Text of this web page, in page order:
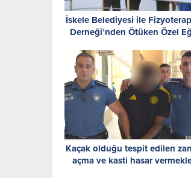
İskele Belediyesi ile
Derneği’nden Ötüken Özel
Kaçak olduğu tespit edilen
açma ve kasti hasar